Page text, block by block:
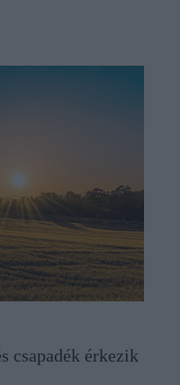
csapadék érkezik